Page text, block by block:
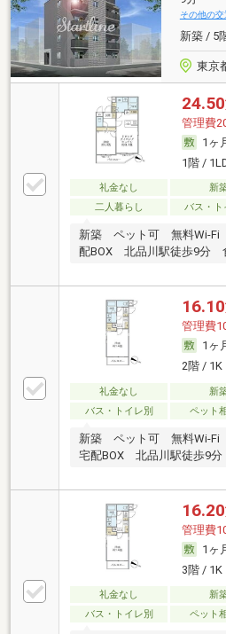
その他の交
新築 / 5
東京
24.50
管理費
1ヶ
1階 /
礼金なし 新
二人暮らし
バス・ト
新築 ペット可 無料Wi-
配BOX 北品川駅徒歩9分
16.10
管理費
1ヶ
2階 / 1K
礼金なし 新
バス・トイレ別
ペット
新築 ペット可 無料Wi-
宅配BOX 北品川駅徒歩9
16.20
管理費
1ヶ
3階 / 1K
礼金なし 新
バス・トイレ別
ペット